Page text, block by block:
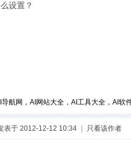
设置？
导航网，AI网站大全，AI工具大全，AI软
表于 2012-12-12 10:34 只看该作者